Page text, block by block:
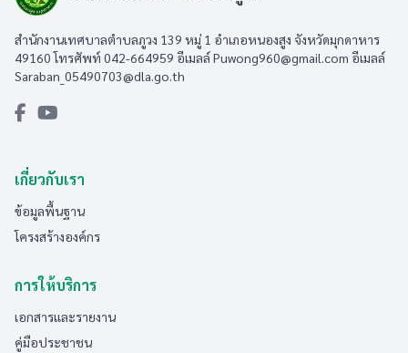
สำนักงานเทศบาลตำบลภูวง 139 หมู่ 1 อำเภอหนองสูง จังหวัดมุกดาหาร
49160 โทรศัพท์ 042-664959 อีเมลล์Puwong960@gmail.com อีเมลล์
Saraban_05490703@dla.go.th
เกี่ยวกับเรา
ข้อมูลพื้นฐาน
โครงสร้างองค์กร
การให้บริการ
เอกสารและรายงาน
คู่มือประชาชน